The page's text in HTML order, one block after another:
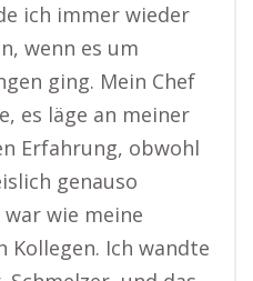
ich immer wieder
wenn es um
ging. Mein Chef
es läge an meiner
Erfahrung, obwohl
genauso
wie meine
Kollegen. Ich wandte